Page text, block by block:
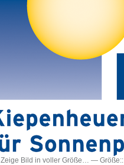
Zeige Bild in voller Größe… — Größe::